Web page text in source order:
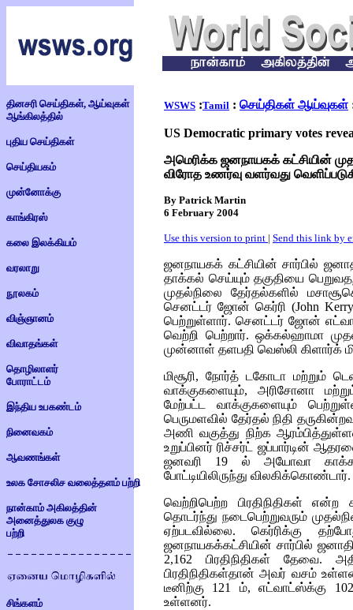
தினசரி செய்திகள், ஆய்வுகள்
ஆங்கிலத்தில்
புதிய செய்திகள்
செய்தியகம்
முன்னோக்கு
காங்கிரஸ்
கலை இலக்கியம்
வரலாறு
நூலகம்
விஞ்ஞானம்
விவாதங்கள்
தொழிலாளர்
போராட்டம்
இந்திய உபகண்டம்
நினைவகம்
ஆவணங்கள்
உலக சோசலிச வலைத்தளம் பற்றி
நான்காம் அகிலத்தின்
அனைத்துலக குழு
பற்றி
சிங்களம்
WSWS :Tamil : செய்திகள் ஆய்வுகள்
US Democratic primary votes
அமெரிக்க ஜனநாயகக் கட்சியின்
விரோத உணர்வு வளர்வது
By Patrick Martin
6 February 2004
Use this version to print | Send this link by
ஜனநாயகக் கட்சியின் சார்பில்
தாக்கல் செய்யும் தகுதியை
முதல்நிலை தேர்தல்களில்
செனட்டர் ஜோன் கெர்ரி (John
பெற்றுள்ளார். செனட்டர் ஜோன்
வெற்றி பெற்றார். ஒக்கல்ஹாமா
முன்னாள் தளபதி வெஸ்லி கிளார்க்
மிசூரி, நோர்த் டகோடா மற்றும்
வாக்குகளையும், அரிசோனா
மேற்பட்ட வாக்குகளையும்
பெருமளவில் தேர்தல் நிதி
அணி வகுத்து நிற்க
உறுப்பினர் ரிச்சர்ட் ஜப்பார்டின்
ஜனவரி 19 ல் அயோவா
போட்டியிலிருந்து விலகிக்கொண்டார்.
வெற்றிபெற்ற பிரதிநிதிகள்
தொடர்ந்து நடைபெற்றுவரும்
ஏற்படவில்லை. கெர்ரிக்கு
ஜனநாயகக்கட்சியின் சார்பில்
2,162 பிரதிநிதிகள் தேவை.
பிரதிநிதிகள்தான் அவர் வசம்
டீனிற்கு 121 ம், எட்வாட்ஸ்க்கு 102
உள்ளனர்.